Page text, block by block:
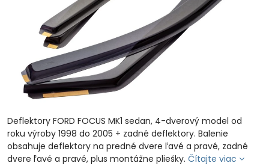
Deflektory FORD FOCUS MK1 sedan, 4-dverový model od
roku výroby 1998 do 2005 + zadné deflektory. Balenie
obsahuje deflektory na predné dvere ľavé a pravé, zadné
dvere ľavé a pravé, plus montážne pliešky. Čítajte viac